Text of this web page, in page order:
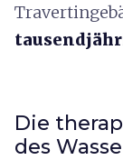
Die
des